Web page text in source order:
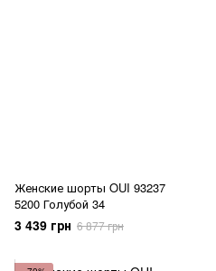
Женские шорты OUI 93237
5200 Голубой 34
3 439 грн 6 877 грн